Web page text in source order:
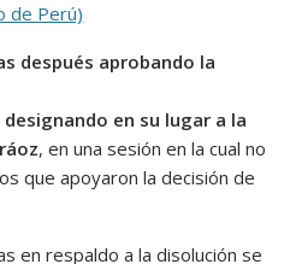
de Perú)
después aprobando la
en su lugar a la
, en una sesión en la cual no
que apoyaron la decisión de
en respaldo a la disolución se